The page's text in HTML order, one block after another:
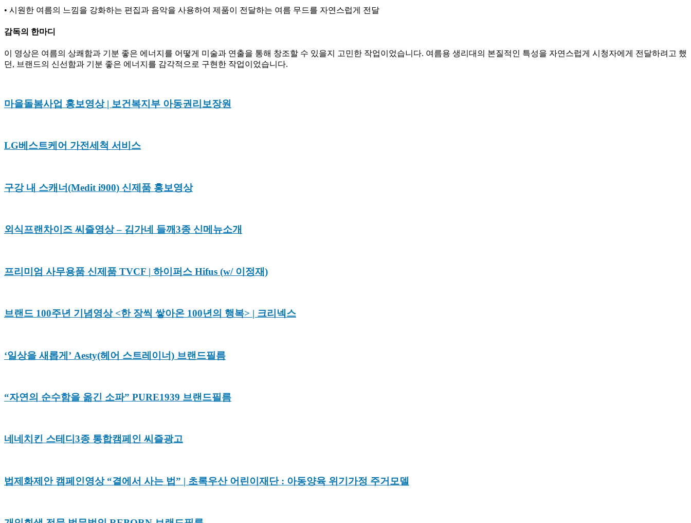
• 시원한 여름의 느낌을 강화하는 편집과 음악을 사용하여 제품이 전달하는 여름 무드를 자연스럽게 전달
감독의 한마디
이 영상은 여름의 상쾌함과 기분 좋은 에너지를 어떻게 미술과 연출을 통해 창조할 수 있을지 고민한 작업이었습니다. 여름용 생리대의 본질적인 특성을 자연스럽게 시청자에게 전달하려고 했
던, 브랜드의 신선함과 기분 좋은 에너지를 감각적으로 구현한 작업이었습니다.
마을돌봄사업 홍보영상 | 보건복지부 아동권리보장원
LG베스트케어 가전세척 서비스
구강 내 스캐너(Medit i900) 신제품 홍보영상
외식프랜차이즈 씨즐영상 – 김가네 들깨3종 신메뉴소개
프리미엄 사무용품 신제품 TVCF | 하이퍼스 Hifus (w/ 이정재)
브랜드 100주년 기념영상 <한 장씩 쌓아온 100년의 행복> | 크리넥스
‘일상을 새롭게’ Aesty(헤어 스트레이너) 브랜드필름
“자연의 순수함을 옮긴 소파” PURE1939 브랜드필름
네네치킨 스테디3종 통합캠페인 씨즐광고
법제화제안 캠페인영상 “곁에서 사는 법” | 초록우산 어린이재단 : 아동양육 위기가정 주거모델